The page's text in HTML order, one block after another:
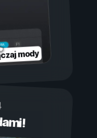
Wł.
mody